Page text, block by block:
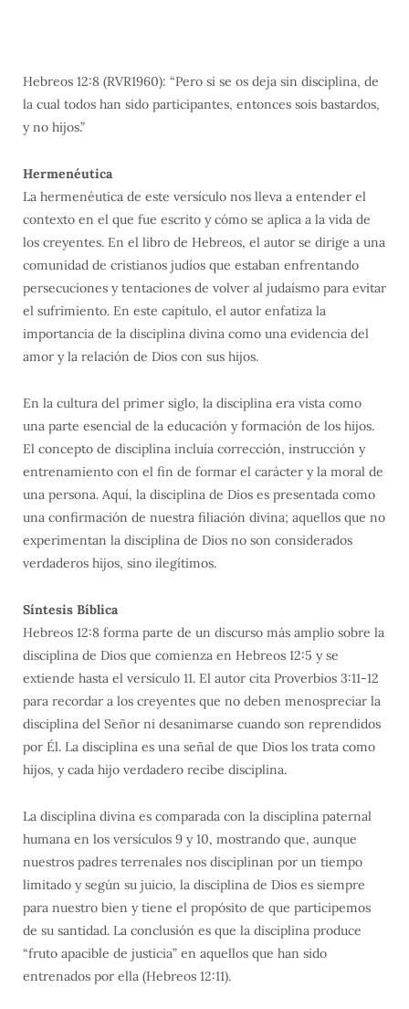
Hebreos 12:8 (RVR1960): “Pero si se os deja sin disciplina, de
la cual todos han sido participantes, entonces sois bastardos,
y no hijos.”
Hermenéutica
La hermenéutica de este versículo nos lleva a entender el
contexto en el que fue escrito y cómo se aplica a la vida de
los creyentes. En el libro de Hebreos, el autor se dirige a una
comunidad de cristianos judíos que estaban enfrentando
persecuciones y tentaciones de volver al judaísmo para evitar
el sufrimiento. En este capítulo, el autor enfatiza la
importancia de la disciplina divina como una evidencia del
amor y la relación de Dios con sus hijos.
En la cultura del primer siglo, la disciplina era vista como
una parte esencial de la educación y formación de los hijos.
El concepto de disciplina incluía corrección, instrucción y
entrenamiento con el fin de formar el carácter y la moral de
una persona. Aquí, la disciplina de Dios es presentada como
una confirmación de nuestra filiación divina; aquellos que no
experimentan la disciplina de Dios no son considerados
verdaderos hijos, sino ilegítimos.
Síntesis Bíblica
Hebreos 12:8 forma parte de un discurso más amplio sobre la
disciplina de Dios que comienza en Hebreos 12:5 y se
extiende hasta el versículo 11. El autor cita Proverbios 3:11-12
para recordar a los creyentes que no deben menospreciar la
disciplina del Señor ni desanimarse cuando son reprendidos
por Él. La disciplina es una señal de que Dios los trata como
hijos, y cada hijo verdadero recibe disciplina.
La disciplina divina es comparada con la disciplina paternal
humana en los versículos 9 y 10, mostrando que, aunque
nuestros padres terrenales nos disciplinan por un tiempo
limitado y según su juicio, la disciplina de Dios es siempre
para nuestro bien y tiene el propósito de que participemos
de su santidad. La conclusión es que la disciplina produce
“fruto apacible de justicia” en aquellos que han sido
entrenados por ella (Hebreos 12:11).